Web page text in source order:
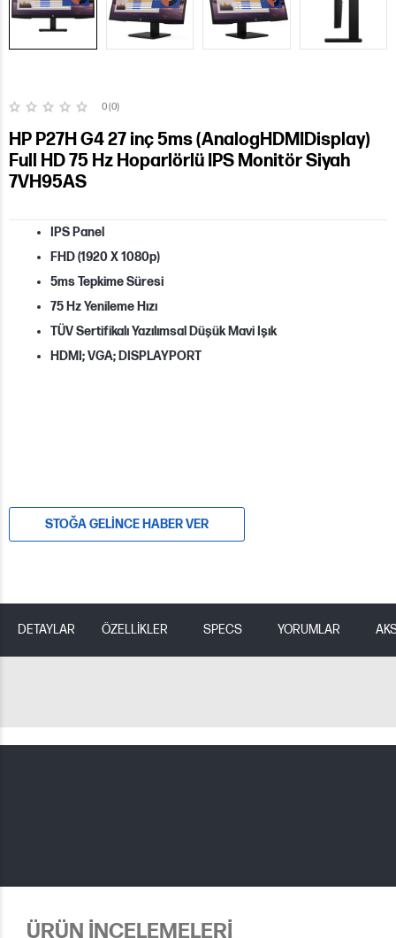
0 (0)
HP P27H G4 27 inç 5ms (AnalogHDMIDisplay)
Full HD 75 Hz Hoparlörlü IPS Monitör Siyah
7VH95AS
IPS Panel
FHD (1920 X 1080p)
5ms Tepkime Süresi
75 Hz Yenileme Hızı
TÜV Sertifikalı Yazılımsal Düşük Mavi Işık
HDMI; VGA; DISPLAYPORT
STOĞA GELINCE HABER VER
DETAYLAR ÖZELLİKLER SPECS YORUMLAR
ÜRÜN İNCELEMELERİ